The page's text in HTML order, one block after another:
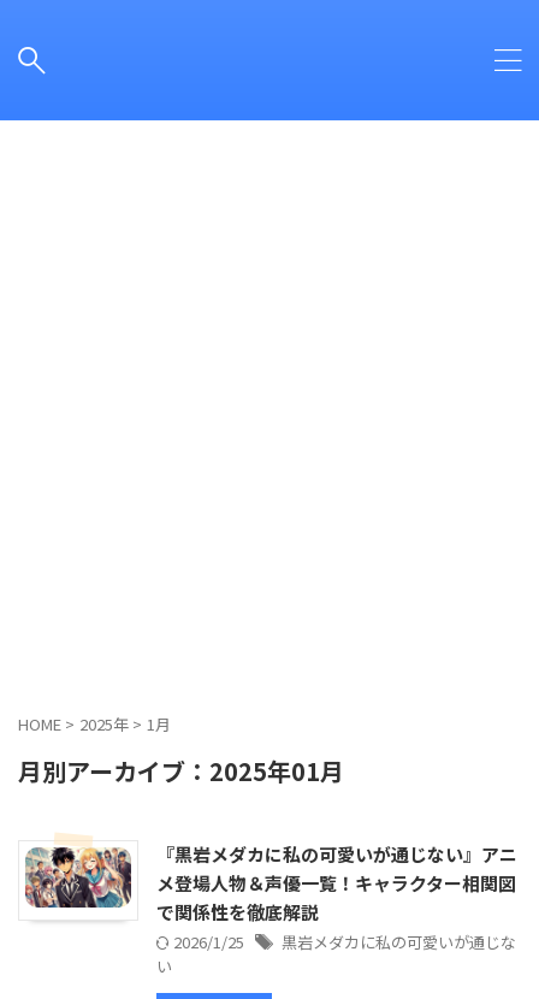
HOME > 2025年 > 1月
月別アーカイブ：2025年01月
『黒岩メダカに私の可愛いが通じない』アニ
メ登場人物＆声優一覧！キャラクター相関図
で関係性を徹底解説
2026/1/25
黒岩メダカに私の可愛いが通じな
い